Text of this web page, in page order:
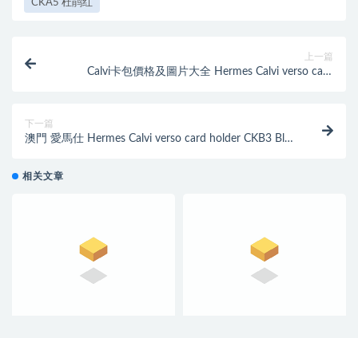
CKA5 杜鹃红
上一篇
Calvi卡包價格及圖片大全 Hermes Calvi verso card
下一篇
澳門 愛馬仕 Hermes Calvi verso card holder CKB3 Blue
相关文章